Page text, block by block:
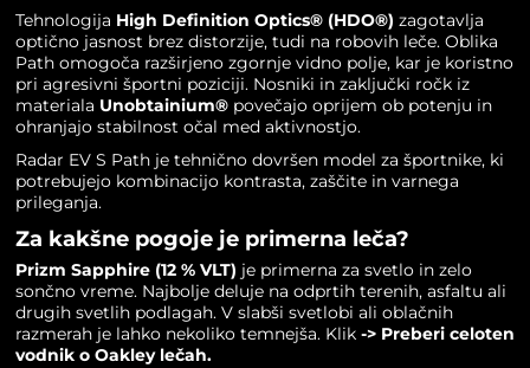
Tehnologija High Definition Optics® (HDO®) zagotavlja
optično jasnost brez distorzije, tudi na robovih leče. Oblika
Path omogoča razširjeno zgornje vidno polje, kar je koristno
pri agresivni športni poziciji. Nosniki in zaključki ročk iz
materiala Unobtainium®povečajo oprijem ob potenju in
ohranjajo stabilnost očal med aktivnostjo.
Radar EV S Path je tehnično dovršen model za športnike, ki
potrebujejo kombinacijo kontrasta, zaščite in varnega
prileganja.
Za kakšne pogoje je primerna leča?
Prizm Sapphire (12 % VLT) je primerna za svetlo in zelo
sončno vreme. Najbolje deluje na odprtih terenih, asfaltu ali
drugih svetlih podlagah. V slabši svetlobi ali oblačnih
razmerah je lahko nekoliko temnejša. Klik -> Preberi celoten
vodnik o Oakley lečah.